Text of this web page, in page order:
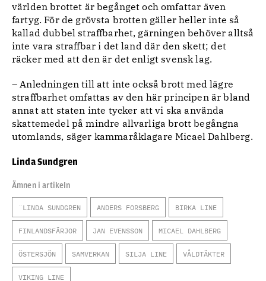
världen brottet är begånget och omfattar även
fartyg. För de grövsta brotten gäller heller inte så
kallad dubbel straffbarhet, gärningen behöver alltså
inte vara straffbar i det land där den skett; det
räcker med att den är det enligt svensk lag.
– Anledningen till att inte också brott med lägre
straffbarhet omfattas av den här principen är bland
annat att staten inte tycker att vi ska använda
skattemedel på mindre allvarliga brott begångna
utomlands, säger kammaråklagare Micael Dahlberg.
Linda Sundgren
Ämnen i artikeln
¨LINDA SUNDGREN ANDERS FORSBERG BIRKA LINE
FINLANDSFÄRJOR JAN EVENSSON MICAEL DAHLBERG
ÖSTERSJÖN SAMVERKAN SILJA LINE VÅLDTÄKTER
VIKING LINE